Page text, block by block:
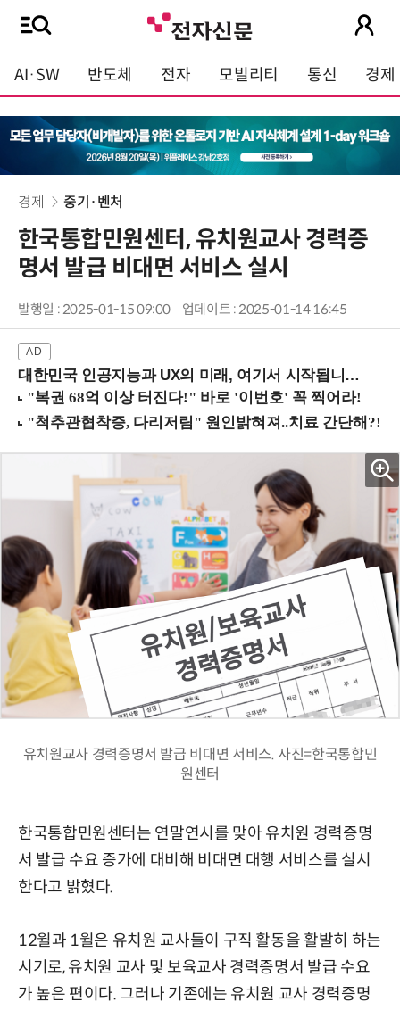
AI·SW 반도체 전자 모빌리티 통신 경제
경제 중기·벤처
한국통합민원센터, 유치원교사 경력증
명서 발급 비대면 서비스 실시
발행일 : 2025-01-15 09:00 업데이트 : 2025-01-14 16:45
대한민국 인공지능과 UX의 미래, 여기서 시작됩니다! (9/2 강남역)
유치원교사 경력증명서 발급 비대면 서비스. 사진=한국통합민
원센터
한국통합민원센터는 연말연시를 맞아 유치원 경력증명
서 발급 수요 증가에 대비해 비대면 대행 서비스를 실시
한다고 밝혔다.
12월과 1월은 유치원 교사들이 구직 활동을 활발히 하는
시기로, 유치원 교사 및 보육교사 경력증명서 발급 수요
가 높은 편이다. 그러나 기존에는 유치원 교사 경력증명